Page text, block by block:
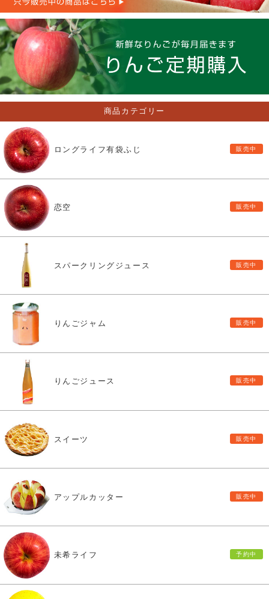
商品カテゴリー
ロングライフ有袋ふじ
恋空
スパークリングジュース
りんごジャム
りんごジュース
スイーツ
アップルカッター
未希ライフ